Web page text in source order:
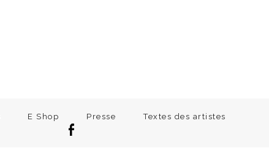
E Shop Presse Textes des artistes